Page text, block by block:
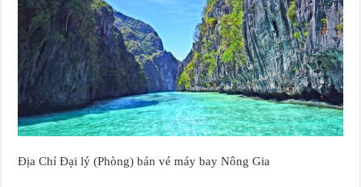
Địa Chỉ Đại lý (Phòng) bán vé máy bay Nông Gia